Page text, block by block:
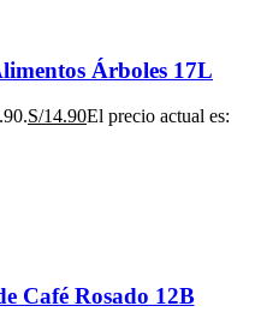
Árboles 17L
S/14.90El precio actual es:
Café Rosado 12B